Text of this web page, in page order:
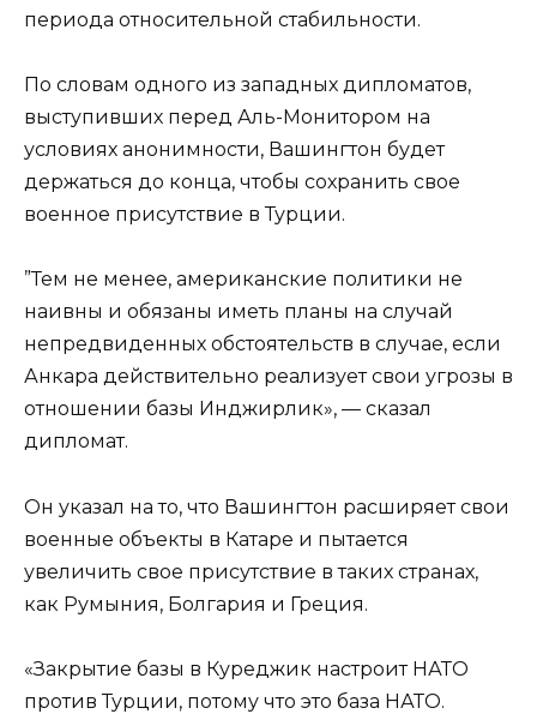
периода относительной стабильности.
По словам одного из западных дипломатов,
выступивших перед Аль-Монитором на
условиях анонимности, Вашингтон будет
держаться до конца, чтобы сохранить свое
военное присутствие в Турции.
”Тем не менее, американские политики не
наивны и обязаны иметь планы на случай
непредвиденных обстоятельств в случае, если
Анкара действительно реализует свои угрозы в
отношении базы Инджирлик», — сказал
дипломат.
Он указал на то, что Вашингтон расширяет свои
военные объекты в Катаре и пытается
увеличить свое присутствие в таких странах,
как Румыния, Болгария и Греция.
«Закрытие базы в Куреджик настроит НАТО
против Турции, потому что это база НАТО.